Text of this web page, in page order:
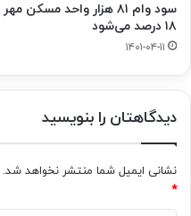
سود وام ۸۱ هزار واحد مسکن مهر
۱۸ درصد می‌شود
۱۴۰۱-۰۴-۱۱
دیدگاهتان را بنویسید
نشانی ایمیل شما منتشر نخواهد شد.
*